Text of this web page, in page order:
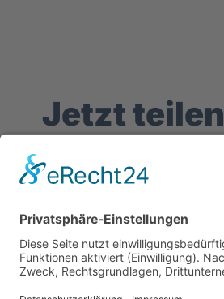
Jetzt teilen